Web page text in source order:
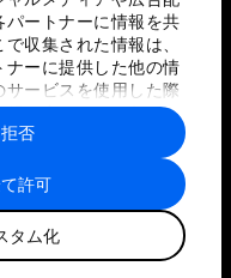
ートナーに情報を共
収集された情報は、
ナーに提供した他の情
ービスを使用した際
組み合わされ、各パー
れることがありま
許可
タム化
拒否
と利用規約
プ
ォーラム